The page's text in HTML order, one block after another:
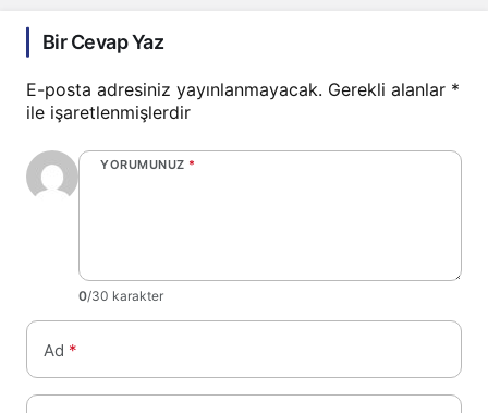
Bir Cevap Yaz
E-posta adresiniz yayınlanmayacak. Gerekli alanlar *
ile işaretlenmişlerdir
YORUMUNUZ *
0/30 karakter
Ad *